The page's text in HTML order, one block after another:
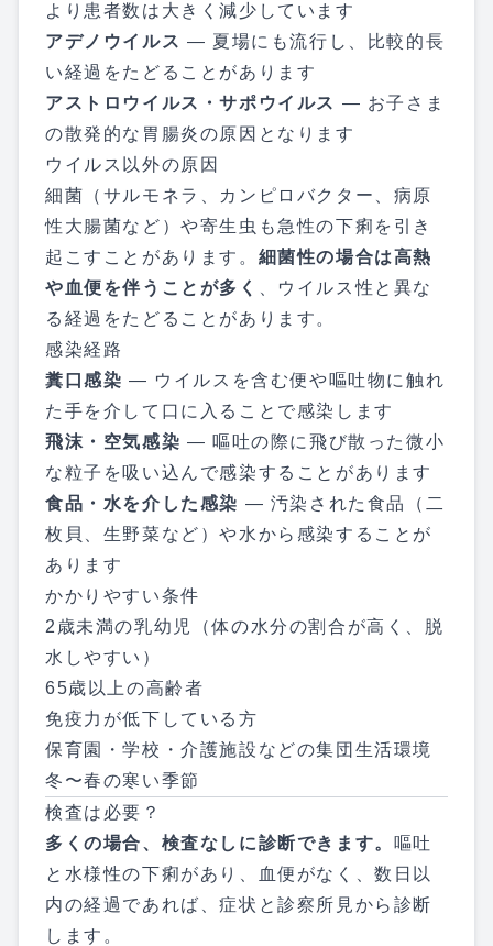
より患者数は大きく減少しています
アデノウイルス — 夏場にも流行し、比較的長
い経過をたどることがあります
アストロウイルス・サポウイルス — お子さま
の散発的な胃腸炎の原因となります
ウイルス以外の原因
細菌（サルモネラ、カンピロバクター、病原
性大腸菌など）や寄生虫も急性の下痢を引き
起こすことがあります。 細菌性の場合は高熱
や血便を伴うことが多く
、ウイルス性と異な
る経過をたどることがあります。
感染経路
糞口感染 — ウイルスを含む便や嘔吐物に触れ
た手を介して口に入ることで感染します
飛沫・空気感染 — 嘔吐の際に飛び散った微小
な粒子を吸い込んで感染することがあります
食品・水を介した感染 — 汚染された食品（二
枚貝、生野菜など）や水から感染することが
あります
かかりやすい条件
2歳未満の乳幼児（体の水分の割合が高く、脱
水しやすい）
65歳以上の高齢者
免疫力が低下している方
保育園・学校・介護施設などの集団生活環境
冬〜春の寒い季節
検査は必要？
多くの場合、検査なしに診断できます。 嘔吐
と水様性の下痢があり、血便がなく、数日以
内の経過であれば、症状と診察所見から診断
します。